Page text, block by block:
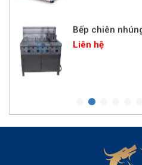
Bếp chiên
Liên hệ
Lò nướng pizza
Liên hệ